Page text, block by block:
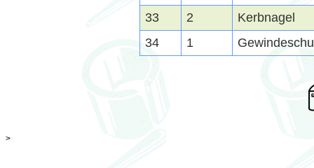
33
2
Kerbnagel
34
1
>